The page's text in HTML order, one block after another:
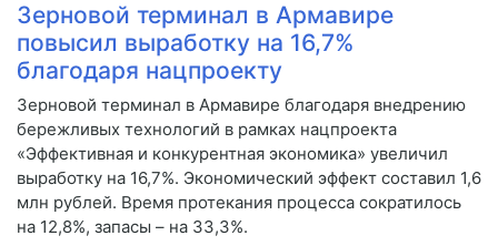
Зерновой терминал в Армавире
повысил выработку на 16,7%
благодаря нацпроекту
Зерновой терминал в Армавире благодаря внедрению
бережливых технологий в рамках нацпроекта
«Эффективная и конкурентная экономика» увеличил
выработку на 16,7%. Экономический эффект составил 1,6
млн рублей. Время протекания процесса сократилось
на 12,8%, запасы – на 33,3%.